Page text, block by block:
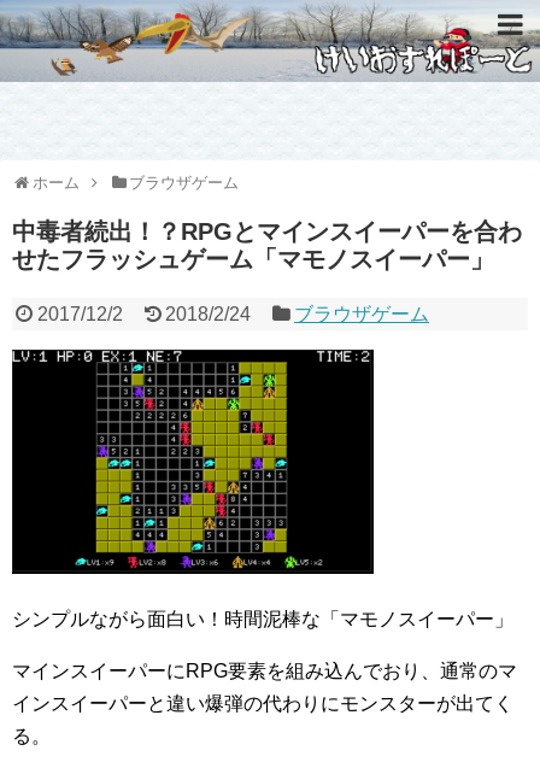
ホーム ブラウザゲーム
中毒者続出！？RPGとマインスイーパーを合わ
せたフラッシュゲーム「マモノスイーパー」
2017/12/2 2018/2/24 ブラウザゲーム
シンプルながら面白い！時間泥棒な「マモノスイーパー」
マインスイーパーにRPG要素を組み込んでおり、通常のマ
インスイーパーと違い爆弾の代わりにモンスターが出てく
る。